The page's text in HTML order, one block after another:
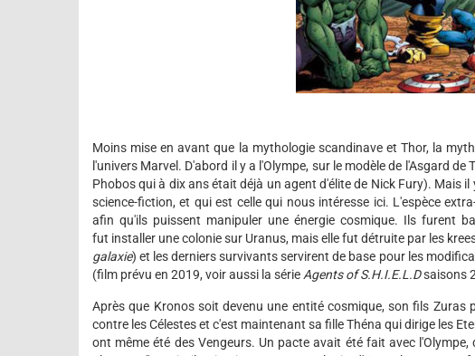
Moins mise en avant que la mythologie scandinave et Thor, la
l'univers Marvel. D'abord il y a l'Olympe, sur le modèle de l'Asgard
Phobos qui à dix ans était déjà un agent d'élite de Nick Fury). Mais
science-fiction, et qui est celle qui nous intéresse ici. L'espèce
afin qu'ils puissent manipuler une énergie cosmique. Ils furent
fut installer une colonie sur Uranus, mais elle fut détruite par les
galaxie) et les derniers survivants servirent de base pour les
(film prévu en 2019, voir aussi la série Agents of S.H.I.E.L.Dsaisons
Après que Kronos soit devenu une entité cosmique, son fils
contre les Célestes et c'est maintenant sa fille Théna qui dirige les
ont même été des Vengeurs. Un pacte avait été fait avec